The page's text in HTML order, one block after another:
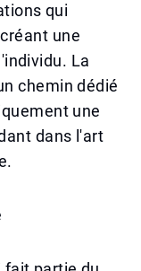
qui
une
La
chemin dédié
une
dans l'art